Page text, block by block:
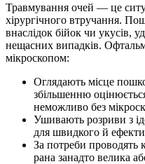
Травмування очей — це
хірургічного втручання.
внаслідок бійок чи укусів,
нещасних випадків.
мікроскопом:
Оглядають місце
збільшенню
неможливо без
Ушивають розриви з
для швидкого й
За потреби проводять
рана занадто велика